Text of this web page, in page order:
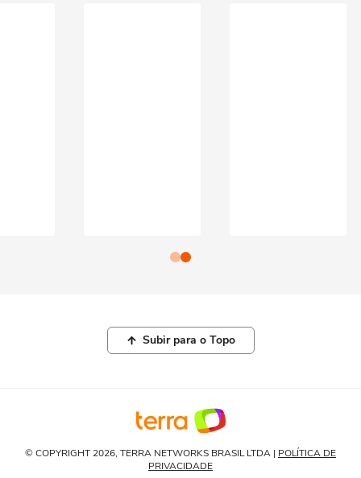
Subir para o Topo
© COPYRIGHT 2026, TERRA NETWORKS BRASIL LTDA | POLÍTICA DE
PRIVACIDADE